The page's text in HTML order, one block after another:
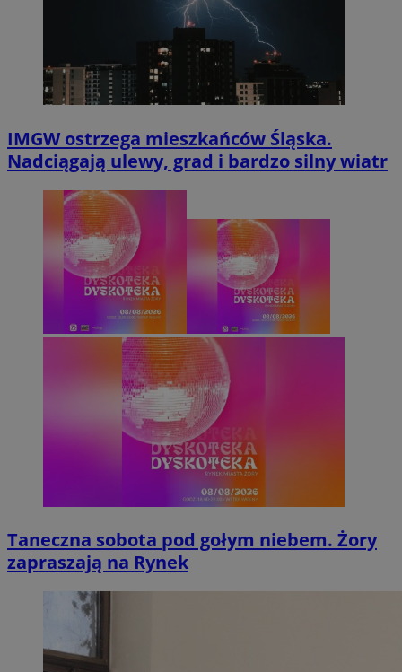
IMGW ostrzega mieszkańców Śląska.
Nadciągają ulewy, grad i bardzo silny wiatr
Taneczna sobota pod gołym niebem. Żory
zapraszają na Rynek